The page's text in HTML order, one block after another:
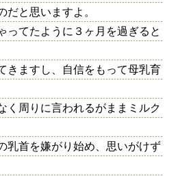
だと思いますよ。
ってたように３ヶ月を過ぎると
きますし、自信をもって母乳育
く周りに言われるがままミルク
乳首を嫌がり始め、思いがけず